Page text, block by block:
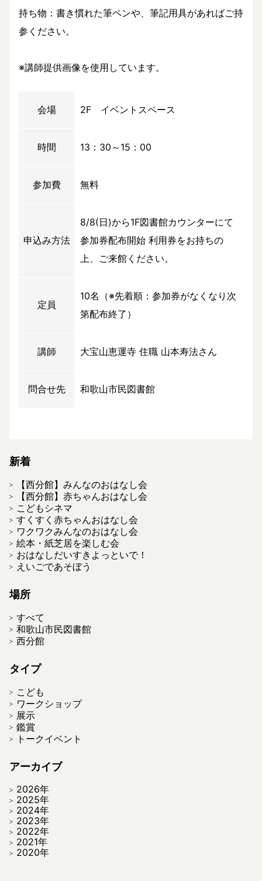
持ち物：書き慣れた筆ペンや、筆記用具があればご持
参ください。
※講師提供画像を使用しています。
会場 2F イベントスペース
時間 13：30～15：00
参加費 無料
申込み方法
8/8(日)から1F図書館カウンターにて
参加券配布開始 利用券をお持ちの
上、ご来館ください。
定員
10名（※先着順：参加券がなくなり次
第配布終了）
講師 大宝山恵運寺 住職 山本寿法さん
問合せ先 和歌山市民図書館
新着
【西分館】みんなのおはなし会
【西分館】赤ちゃんおはなし会
こどもシネマ
すくすく赤ちゃんおはなし会
ワクワクみんなのおはなし会
絵本・紙芝居を楽しむ会
おはなしだいすきよっといで！
えいごであそぼう
場所
すべて
和歌山市民図書館
西分館
タイプ
こども
ワークショップ
展示
鑑賞
トークイベント
アーカイブ
2026年
2025年
2024年
2023年
2022年
2021年
2020年